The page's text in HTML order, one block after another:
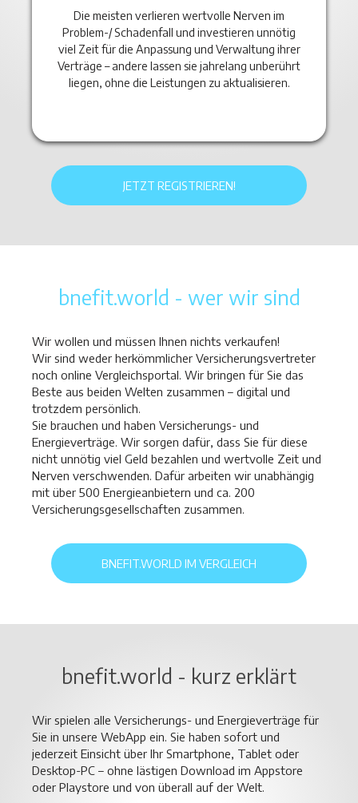
Die meisten verlieren wertvolle Nerven im
Problem-/ Schadenfall und investieren unnötig
viel Zeit für die Anpassung und Verwaltung ihrer
Verträge – andere lassen sie jahrelang unberührt
liegen, ohne die Leistungen zu aktualisieren.
JETZT REGISTRIEREN!
bnefit.world - wer wir sind
Wir wollen und müssen Ihnen nichts verkaufen!
Wir sind weder herkömmlicher Versicherungsvertreter
noch online Vergleichsportal. Wir bringen für Sie das
Beste aus beiden Welten zusammen – digital und
trotzdem persönlich.
Sie brauchen und haben Versicherungs- und
Energieverträge. Wir sorgen dafür, dass Sie für diese
nicht unnötig viel Geld bezahlen und wertvolle Zeit und
Nerven verschwenden. Dafür arbeiten wir unabhängig
mit über 500 Energieanbietern und ca. 200
Versicherungsgesellschaften zusammen.
BNEFIT.WORLD IM VERGLEICH
bnefit.world - kurz erklärt
Wir spielen alle Versicherungs- und Energieverträge für
Sie in unsere WebApp ein. Sie haben sofort und
jederzeit Einsicht über Ihr Smartphone, Tablet oder
Desktop-PC – ohne lästigen Download im Appstore
oder Playstore und von überall auf der Welt.